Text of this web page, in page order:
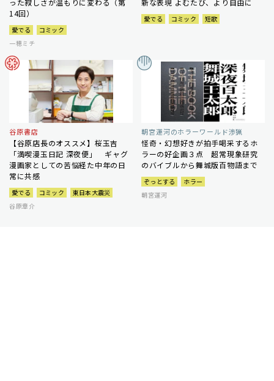
14回）
愛でる
コミック
一穂ミチ
愛でる コミック 短歌
谷原書店
【谷原店長のオススメ】桜玉吉
「満喫漫玉日記 深夜便」 ギャグ
漫画家としての苦悩経た中年の日
常に共感
愛でる コミック
東日本大震災
谷原章介
朝宮運河のホラーワールド渉猟
怪奇・幻想好きが拍手喝采するホ
ラーの好企画３点 超常現象研究
のバイブルから舞城版百物語まで
ぞっとする
ホラー
朝宮運河